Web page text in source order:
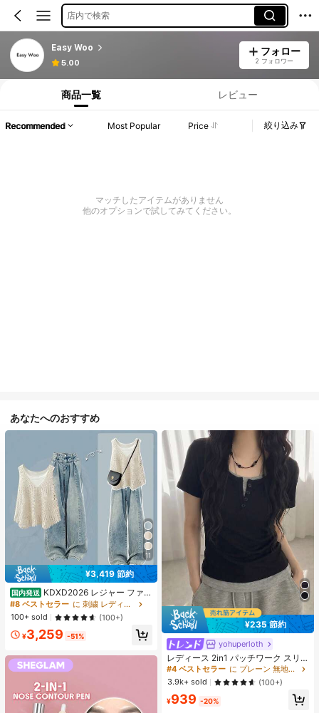
店内で検索
Easy Woo
5.00
フォロー
2 フォロワー
商品一覧 レビュー
Recommended Most Popular Price 絞り込み
マッチしたアイテムがありません
他のオプションで試してみてください。
あなたへのおすすめ
11
¥3,419 節約
国内発送 KDXD2026 レジャー ファッ
ション ロングサイズ 夏服 女性 ワイ
ルドスタイル ボア付きトップス ワイ
ルドスタイル ロングスカート 3点セ
ット UVカット 軽量 通気性 袖付き
ヒップカバー効果 通気性抜群 サイズ
#8 ベストセラー
に 刺繍 レディースコーデ
100+ sold
(100+)
¥3,259 -51%
¥235 節約
yohuperloth
レディース 2in1 パッチワーク スリ
ムフィット 多用途 カジュアル 半袖T
シャツ ブラック 夏用
#4 ベストセラー
売り切れ間近！
#4 ベストセラー
に プレーン 無地のカジュアルTシャツ
売り切れ間近！
#4 ベストセラー
に プレーン 無地のカジュアルTシャツ
売り切れ間近！
#4 ベストセラー
に プレーン 無地のカジュアルTシャツ
売り切れ間近！
3.9k+ sold (100+)
¥939 -20%